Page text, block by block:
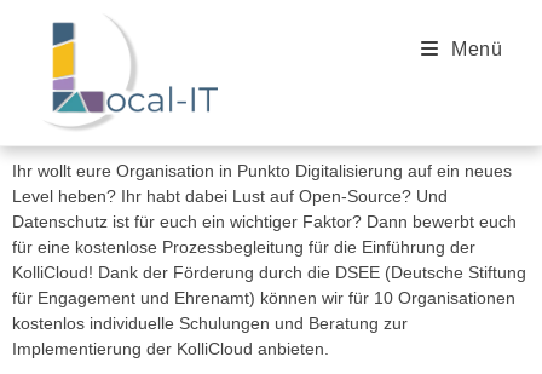
Menü
Ihr wollt eure Organisation in Punkto Digitalisierung auf ein neues
Level heben? Ihr habt dabei Lust auf Open-Source? Und
Datenschutz ist für euch ein wichtiger Faktor? Dann bewerbt euch
für eine kostenlose Prozessbegleitung für die Einführung der
KolliCloud! Dank der Förderung durch die DSEE (Deutsche Stiftung
für Engagement und Ehrenamt) können wir für 10 Organisationen
kostenlos individuelle Schulungen und Beratung zur
Implementierung der KolliCloud anbieten.